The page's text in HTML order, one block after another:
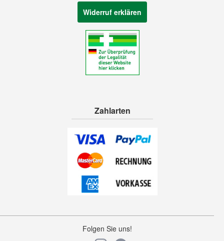
Widerruf erklären
Zahlarten
Folgen Sie uns!